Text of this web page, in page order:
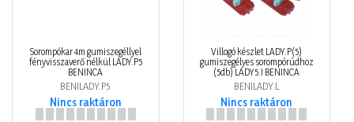
Sorompókar 4m gumiszegéllyel
fényvisszaverő nélkül LADY.P5
BENINCA
BENILADY.P5
Nincs raktáron
Villogó készlet LADY.P(5)
gumiszegélyes sorompórúdhoz
(5db) LADY5.I BENINCA
BENILADY.L
Nincs raktáron